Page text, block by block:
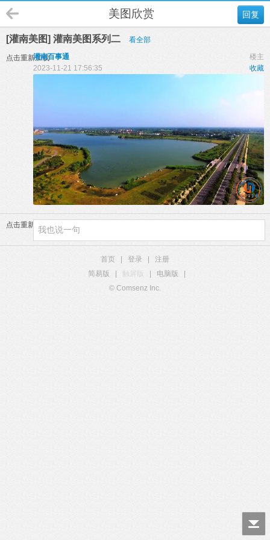
回复
美图欣赏
[灌南美图] 灌南美图系列二 看全部
点击重新加载 楼主
灌南百事通
收藏
2023-11-21 17:56:35
点击重新加载
首页 | 登录 |
注册
简易版
| 触屏版 | 电脑版
|
© Comsenz Inc.